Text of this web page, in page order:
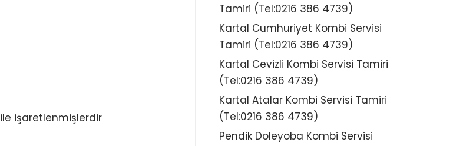
ile işaretlenmişlerdir
Tamiri (Tel:0216 386 4739)
Kartal Cumhuriyet Kombi Servisi
Tamiri (Tel:0216 386 4739)
Kartal Cevizli Kombi Servisi Tamiri
(Tel:0216 386 4739)
Kartal Atalar Kombi Servisi Tamiri
(Tel:0216 386 4739)
Pendik Doleyoba Kombi Servisi